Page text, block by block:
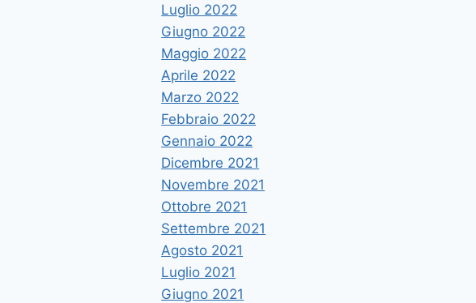
Luglio 2022
Giugno 2022
Maggio 2022
Aprile 2022
Marzo 2022
Febbraio 2022
Gennaio 2022
Dicembre 2021
Novembre 2021
Ottobre 2021
Settembre 2021
Agosto 2021
Luglio 2021
Giugno 2021